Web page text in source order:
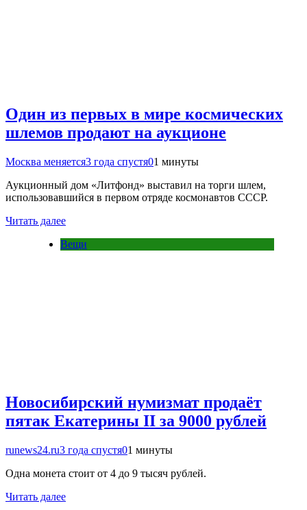
Один из первых в мире космических
шлемов продают на аукционе
Москва меняется3 года спустя01 минуты
Аукционный дом «Литфонд» выставил на торги шлем,
использовавшийся в первом отряде космонавтов СССР.
Читать далее
Вещи
Новосибирский нумизмат продаёт
пятак Екатерины II за 9000 рублей
runews24.ru3 года спустя01 минуты
Одна монета стоит от 4 до 9 тысяч рублей.
Читать далее